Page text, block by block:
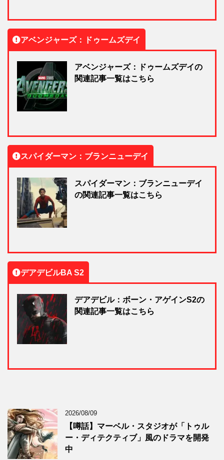
アベンジャーズ：ドゥームズデイ
アベンジャーズ：ドゥームズデイの
関連記事一覧はこちら
スパイダーマン：ブランニューデイ
スパイダーマン：ブランニューデイ
の関連記事一覧はこちら
デアデビルBA S2
デアデビル：ボーン・アゲインS2の
関連記事一覧はこちら
2026/08/09
【噂話】マーベル・スタジオが「トゥル
ー・ディテクティブ」風のドラマを開発
中